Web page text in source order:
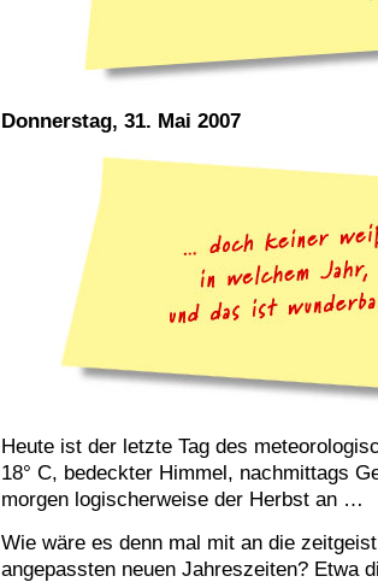
Donnerstag, 31. Mai 2007
Heute ist der letzte Tag des
18° C, bedeckter Himmel, nachmittags
morgen logischerweise der Herbst an …
Wie wäre es denn mal mit an die
angepassten neuen Jahreszeiten? Etwa